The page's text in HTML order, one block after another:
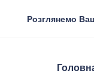
Розглянемо